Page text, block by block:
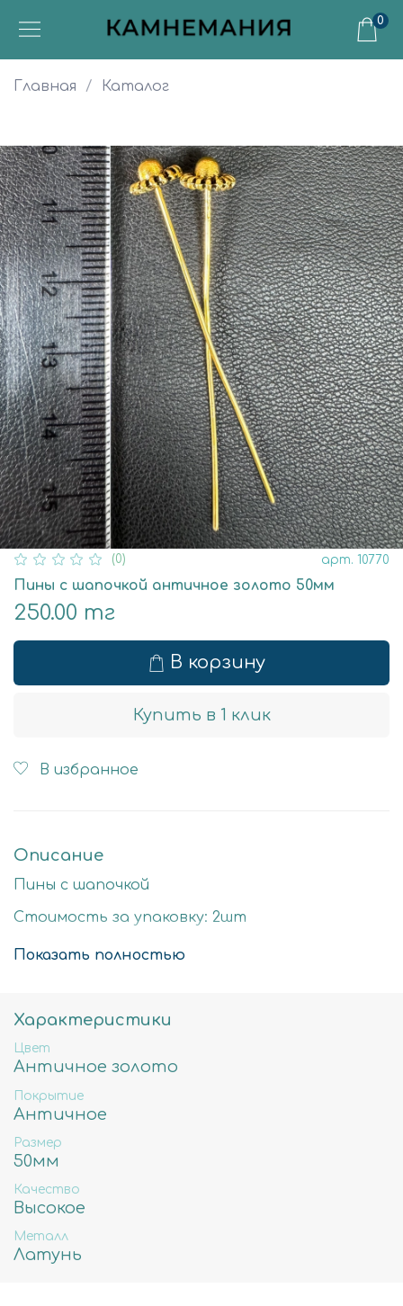
0
Главная Каталог
(0) арт. 10770
Пины с шапочкой античное золото 50мм
250.00 тг
В корзину
Купить в 1 клик
В избранное
Описание
Пины с шапочкой
Стоимость за упаковку: 2шт
Цвет: античное золото
Состав: Латунь высокого качества
Не содержит свинца, никеля и кадмия.
Показать полностью
Характеристики
Цвет
Античное золото
Покрытие
Античное
Размер
50мм
Качество
Высокое
Металл
Латунь